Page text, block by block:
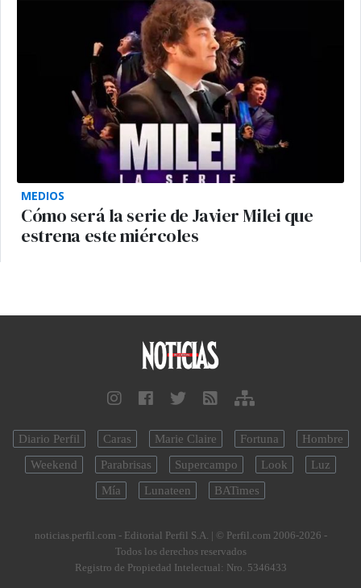
MEDIOS
Cómo será la serie de Javier Milei que
estrena este miércoles
Diario Perfil Caras Marie Claire Fortuna
Hombre
Weekend
Parabrisas Supercampo Look
Luz
Mía
Lunateen BATimes
noticias.perfil.com - Editorial Perfil S.A. | © Perfil.com 2006-2026 -
Todos los derechos reservados
Registro de Propiedad Intelectual: Nro. 5346433